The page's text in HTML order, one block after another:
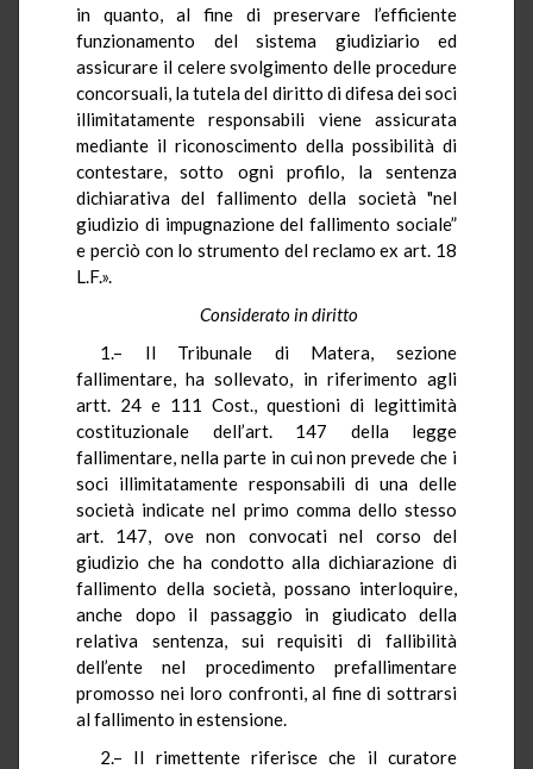
in quanto, al fine di preservare l’efficiente
funzionamento del sistema giudiziario ed
assicurare il celere svolgimento delle procedure
concorsuali, la tutela del diritto di difesa dei soci
illimitatamente responsabili viene assicurata
mediante il riconoscimento della possibilità di
contestare, sotto ogni profilo, la sentenza
dichiarativa del fallimento della società "nel
giudizio di impugnazione del fallimento sociale”
e perciò con lo strumento del reclamo ex art. 18
L.F.».
Considerato in diritto
1.– Il Tribunale di Matera, sezione
fallimentare, ha sollevato, in riferimento agli
artt. 24 e 111 Cost., questioni di legittimità
costituzionale dell’art. 147 della legge
fallimentare, nella parte in cui non prevede che i
soci illimitatamente responsabili di una delle
società indicate nel primo comma dello stesso
art. 147, ove non convocati nel corso del
giudizio che ha condotto alla dichiarazione di
fallimento della società, possano interloquire,
anche dopo il passaggio in giudicato della
relativa sentenza, sui requisiti di fallibilità
dell’ente nel procedimento prefallimentare
promosso nei loro confronti, al fine di sottrarsi
al fallimento in estensione.
2.– Il rimettente riferisce che il curatore